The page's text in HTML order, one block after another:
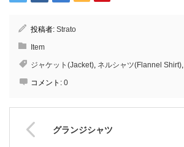
投稿者: Strato
Item
ジャケット(Jacket), ネルシャツ(Flannel Shirt),
コメント: 0
グランジシャツ